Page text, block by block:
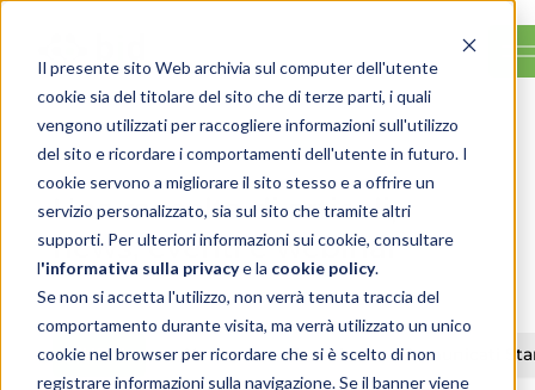
Il presente sito Web archivia sul computer dell'utente
cookie sia del titolare del sito che di terze parti, i quali
vengono utilizzati per raccogliere informazioni sull'utilizzo
del sito e ricordare i comportamenti dell'utente in futuro. I
cookie servono a migliorare il sito stesso e a offrire un
servizio personalizzato, sia sul sito che tramite altri
supporti. Per ulteriori informazioni sui cookie, consultare
l'informativa sulla privacye la cookie policy.
Se non si accetta l'utilizzo, non verrà tenuta traccia del
comportamento durante visita, ma verrà utilizzato un unico
cookie nel browser per ricordare che si è scelto di non
registrare informazioni sulla navigazione. Se il banner viene
Una raccolta di articoli,
news, eventi e webinar
TUTTI News Eventi Comunicati